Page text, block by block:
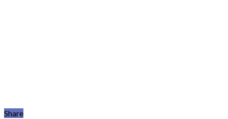
Share